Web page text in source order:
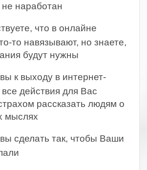
наработан
что в онлайне
то навязывают, но знаете,
будут нужны
к выходу в интернет-
действия для Вас
рассказать людям о
мыслях
сделать так, чтобы Ваши